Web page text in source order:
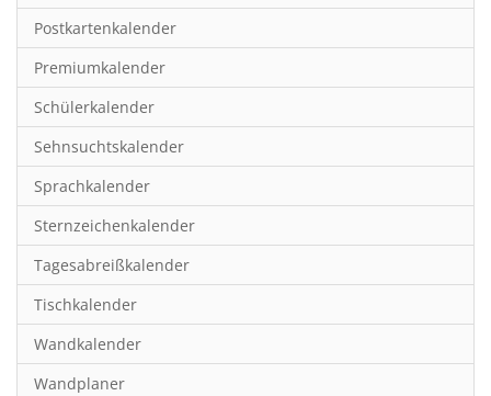
Humor & Cartoon
Inspiration & Entspannung
Inspiration & Spiritualität
Kinderkalender
Kunst
Länder & Städte
Landschaft & Natur
Lifestyle
Literatur
Manga & Animé
Postkartenkalender
Premiumkalender
Schülerkalender
Sehnsuchtskalender
Sprachkalender
Sternzeichenkalender
Tagesabreißkalender
Tischkalender
Wandkalender
Wandplaner